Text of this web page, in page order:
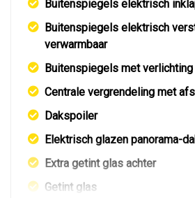
Buitenspiegels elektrisch
Buitenspiegels elektrisch
verwarmbaar
Buitenspiegels met verlichting
Centrale vergrendeling met
Dakspoiler
Elektrisch glazen panorama-
Extra getint glas achter
Getint glas